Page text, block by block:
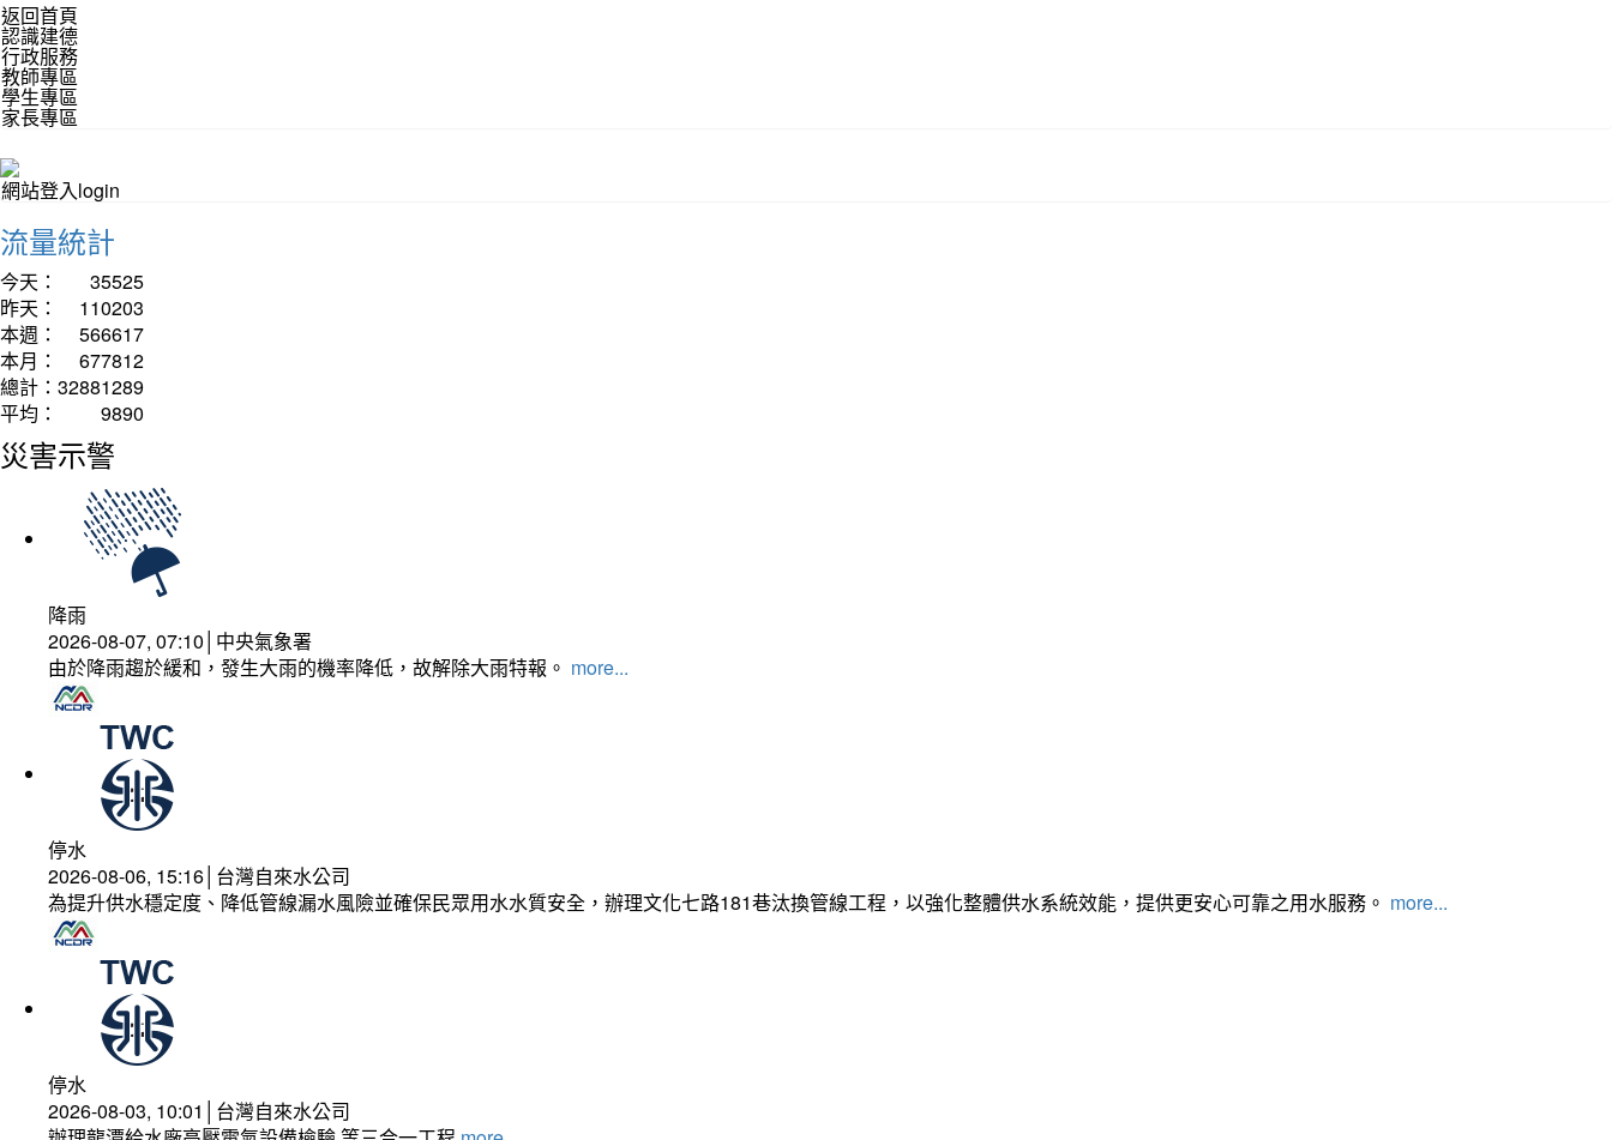
返回首頁
認識建德
行政服務
教師專區
學生專區
家長專區
網站登入login
流量統計
今天：
35525
昨天：
110203
本週：
566617
本月：
677812
總計： 32881289
平均：
9890
災害示警
降雨
2026-08-07, 07:10│中央氣象署
由於降雨趨於緩和，發生大雨的機率降低，故解除大雨特報。 more...
停水
2026-08-06, 15:16│台灣自來水公司
為提升供水穩定度、降低管線漏水風險並確保民眾用水水質安全，辦理文化七路181巷汰換管線工程，以強化整體供水系統效能，提供更安心可靠之用水服務。 more...
停水
2026-08-03, 10:01│台灣自來水公司